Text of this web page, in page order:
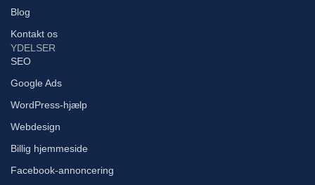
Blog
Kontakt os
YDELSER
SEO
Google Ads
WordPress-hjælp
Webdesign
Billig hjemmeside
Facebook-annoncering